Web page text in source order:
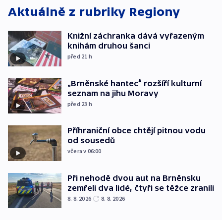
Aktuálně z rubriky Regiony
Knižní záchranka dává vyřazeným
knihám druhou šanci
před 21 h
„Brněnské hantec“ rozšíří kulturní
seznam na jihu Moravy
před 23 h
Příhraniční obce chtějí pitnou vodu
od sousedů
včera v 06:00
Při nehodě dvou aut na Brněnsku
zemřeli dva lidé, čtyři se těžce zranili
8. 8. 2026 8. 8. 2026